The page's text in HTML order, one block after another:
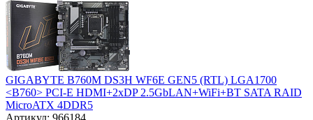
GIGABYTE B760M DS3H WF6E GEN5 (RTL) LGA1700
<B760> PCI-E HDMI+2xDP 2.5GbLAN+WiFi+BT SATA RAID
MicroATX 4DDR5
Артикул: 966184